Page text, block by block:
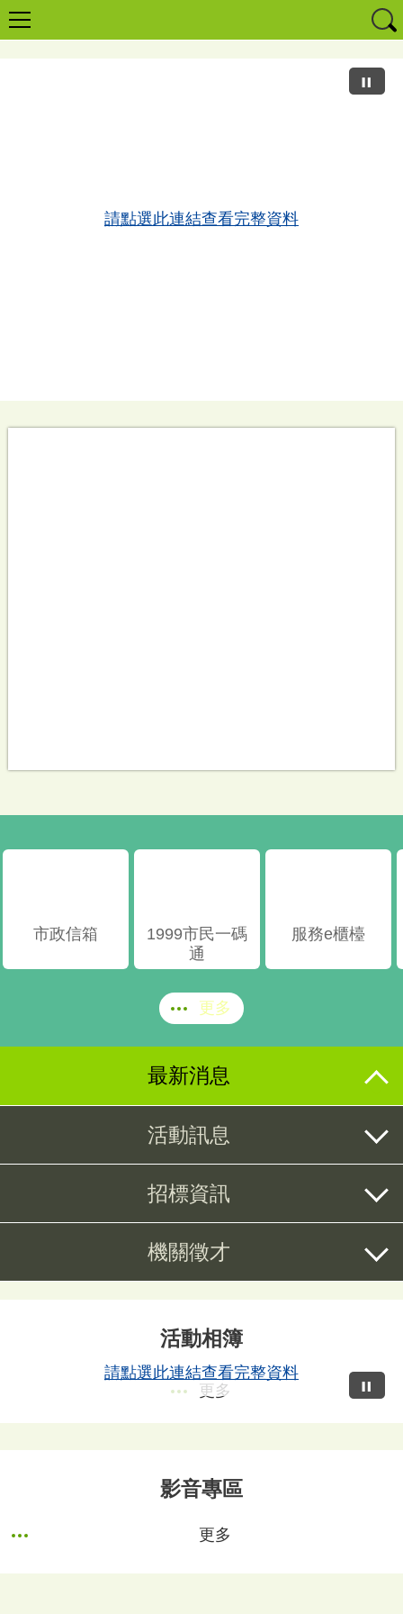
請點選此連結查看完整資料
市政信箱
1999市民一碼
通
服務e櫃檯
更多
最新消息
活動訊息
招標資訊
機關徵才
活動相簿
更多
請點選此連結查看完整資料
影音專區
更多